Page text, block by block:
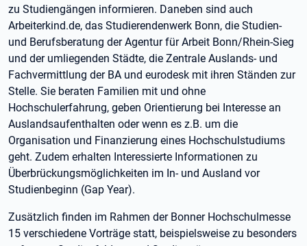
zu Studiengängen informieren. Daneben sind auch
Arbeiterkind.de, das Studierendenwerk Bonn, die Studien-
und Berufsberatung der Agentur für Arbeit Bonn/Rhein-Sieg
und der umliegenden Städte, die Zentrale Auslands- und
Fachvermittlung der BA und eurodesk mit ihren Ständen zur
Stelle. Sie beraten Familien mit und ohne
Hochschulerfahrung, geben Orientierung bei Interesse an
Auslandsaufenthalten oder wenn es z.B. um die
Organisation und Finanzierung eines Hochschulstudiums
geht. Zudem erhalten Interessierte Informationen zu
Überbrückungsmöglichkeiten im In- und Ausland vor
Studienbeginn (Gap Year).
Zusätzlich finden im Rahmen der Bonner Hochschulmesse
15 verschiedene Vorträge statt, beispielsweise zu besonders